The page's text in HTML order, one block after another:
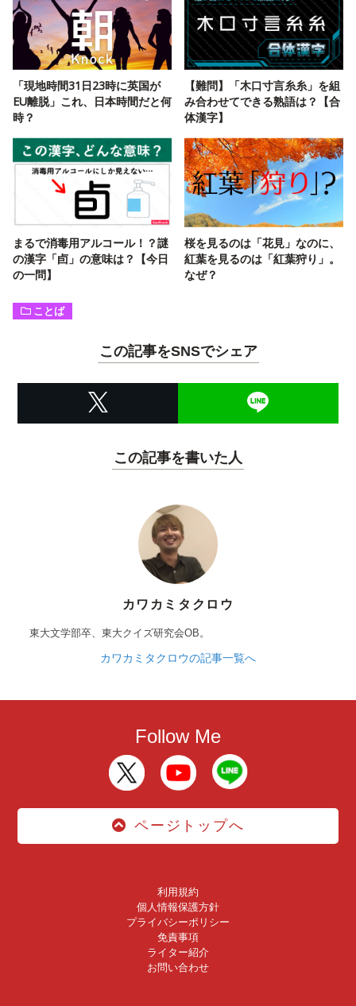
「現地時間31日23時に英国が
EU離脱」これ、日本時間だと何
時？
【難問】「木口寸言糸糸」を組
み合わせてできる熟語は？【合
体漢字】
まるで消毒用アルコール！？謎
の漢字「卣」の意味は？【今日
の一問】
桜を見るのは「花見」なのに、
紅葉を見るのは「紅葉狩り」。
なぜ？
ことば
この記事をSNSでシェア
この記事を書いた人
カワカミタクロウ
東大文学部卒、東大クイズ研究会OB。
カワカミタクロウの記事一覧へ
Follow Me
ページトップへ
利用規約
個人情報保護方針
プライバシーポリシー
免責事項
ライター紹介
お問い合わせ